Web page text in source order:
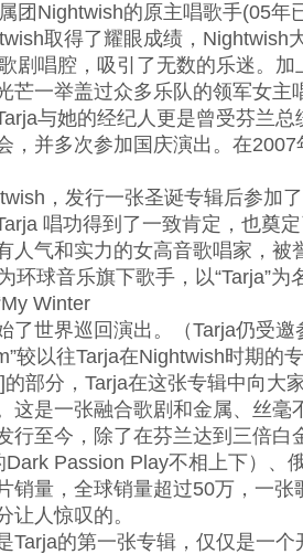
团Nightwish的原主唱歌手(05年
取得了耀眼成绩，Nightwish
剧唱腔，吸引了无数的乐迷。
芒一举盖过众多乐队的领军女主
与她的经纪人更是曾受芬兰
，并多次参加国庆演出。在
，发行一张圣诞专辑后参加
唱功得到了一致肯定，也奠
人气和实力的女高音歌唱家，被
环球音乐旗下歌手，以“Tarja”
Winter
了世界巡回演出。（Tarja仍受
较以往Tarja在Nightwish时期的
部分，Tarja在这张专辑中向大
这是一张融合歌剧和金属、丝毫
行至今，除了在芬兰达到三倍白
Passion Play不相上下）、
销量，全球销量超过50万，一
让人惊叹的。
Tarja的第一张专辑，仅仅是一个